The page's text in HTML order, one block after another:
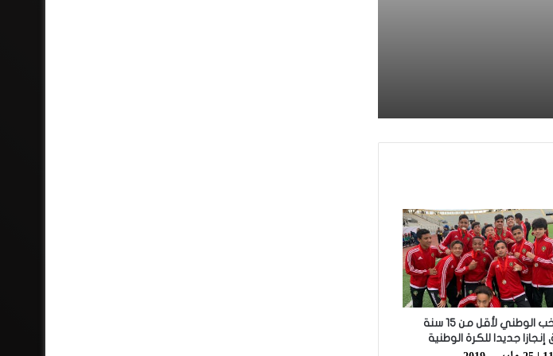
في شوط المدربين
البوجوفي: عندنا أحسن
تقني جيد والحمد لله
المباراة
المنتخب الوطني لأقل من 15 سنة
جديدا للكرة الوطنية